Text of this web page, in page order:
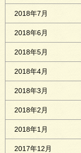
2018年7月
2018年6月
2018年5月
2018年4月
2018年3月
2018年2月
2018年1月
2017年12月